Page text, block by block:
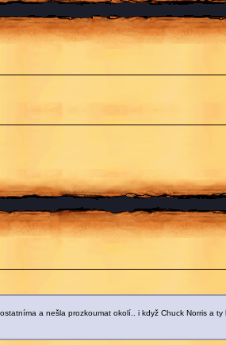
a nešla prozkoumat okolí.. i když Chuck Norris a